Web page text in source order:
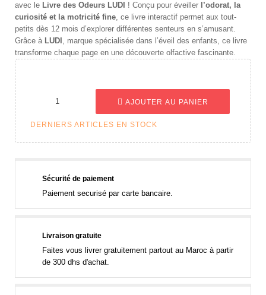
avec le Livre des Odeurs LUDI ! Conçu pour éveiller l’odorat, la
curiosité et la motricité fine, ce livre interactif permet aux tout-
petits dès 12 mois d’explorer différentes senteurs en s’amusant.
Grâce à LUDI , marque spécialisée dans l’éveil des enfants, ce livre
transforme chaque page en une découverte olfactive fascinante.
AJOUTER AU PANIER
DERNIERS ARTICLES EN STOCK
Sécurité de paiement
Paiement securisé par carte bancaire.
Livraison gratuite
Faites vous livrer gratuitement partout au Maroc à partir
de 300 dhs d'achat.